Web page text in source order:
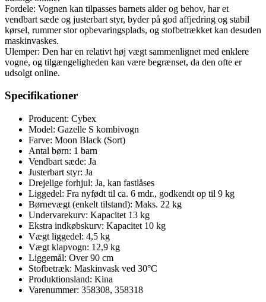
Fordele: Vognen kan tilpasses barnets alder og behov, har et
vendbart sæde og justerbart styr, byder på god affjedring og stabil
kørsel, rummer stor opbevaringsplads, og stofbetrækket kan desuden
maskinvaskes.
Ulemper: Den har en relativt høj vægt sammenlignet med enklere
vogne, og tilgængeligheden kan være begrænset, da den ofte er
udsolgt online.
Specifikationer
Producent: Cybex
Model: Gazelle S kombivogn
Farve: Moon Black (Sort)
Antal børn: 1 barn
Vendbart sæde: Ja
Justerbart styr: Ja
Drejelige forhjul: Ja, kan fastlåses
Liggedel: Fra nyfødt til ca. 6 mdr., godkendt op til 9 kg
Børnevægt (enkelt tilstand): Maks. 22 kg
Undervarekurv: Kapacitet 13 kg
Ekstra indkøbskurv: Kapacitet 10 kg
Vægt liggedel: 4,5 kg
Vægt klapvogn: 12,9 kg
Liggemål: Over 90 cm
Stofbetræk: Maskinvask ved 30°C
Produktionsland: Kina
Varenummer: 358308, 358318